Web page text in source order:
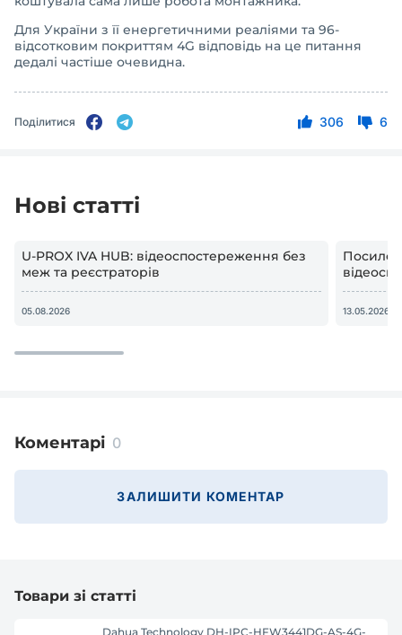
Для України з її енергетичними реаліями та 96-
відсотковим покриттям 4G відповідь на це питання
дедалі частіше очевидна.
Поділитися 306 6
Нові статті
U-PROX IVA HUB: відеоспостереження без
меж та реєстраторів
05.08.2026 13.05.2026
Коментарі 0
ЗАЛИШИТИ КОМЕНТАР
Товари зі статті
Dahua Technology DH-IPC-HFW3441DG-AS-4G-